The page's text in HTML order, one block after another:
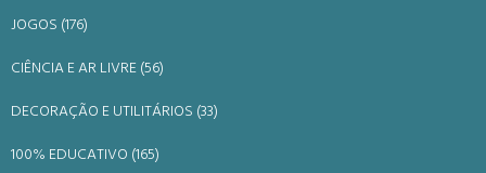
JOGOS (176)
CIÊNCIA E AR LIVRE (56)
DECORAÇÃO E UTILITÁRIOS (33)
100% EDUCATIVO (165)